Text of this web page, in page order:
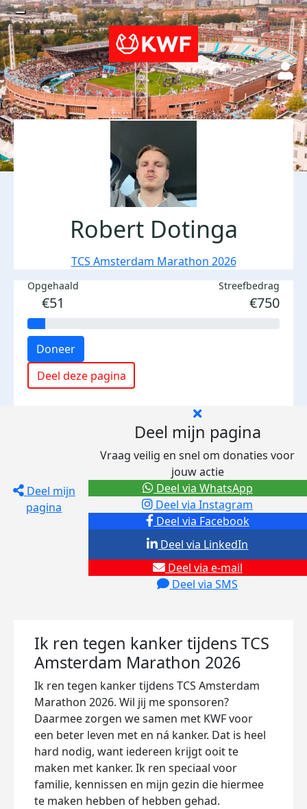
Robert Dotinga
TCS Amsterdam Marathon 2026
Opgehaald
€51
Streefbedrag
€750
Doneer
Deel deze pagina
Deel mijn
pagina
Deel mijn pagina
Vraag veilig en snel om donaties voor
jouw actie
Deel via Facebook
Deel via Instagram
Deel via e-mail
Deel via SMS
Deel via LinkedIn
Deel via WhatsApp
Ik ren tegen kanker tijdens TCS
Amsterdam Marathon 2026
Ik ren tegen kanker tijdens TCS Amsterdam
Marathon 2026. Wil jij me sponsoren?
Daarmee zorgen we samen met KWF voor
een beter leven met en ná kanker. Dat is heel
hard nodig, want iedereen krijgt ooit te
maken met kanker. Ik ren speciaal voor
familie, kennissen en mijn gezin die hiermee
te maken hebben of hebben gehad.